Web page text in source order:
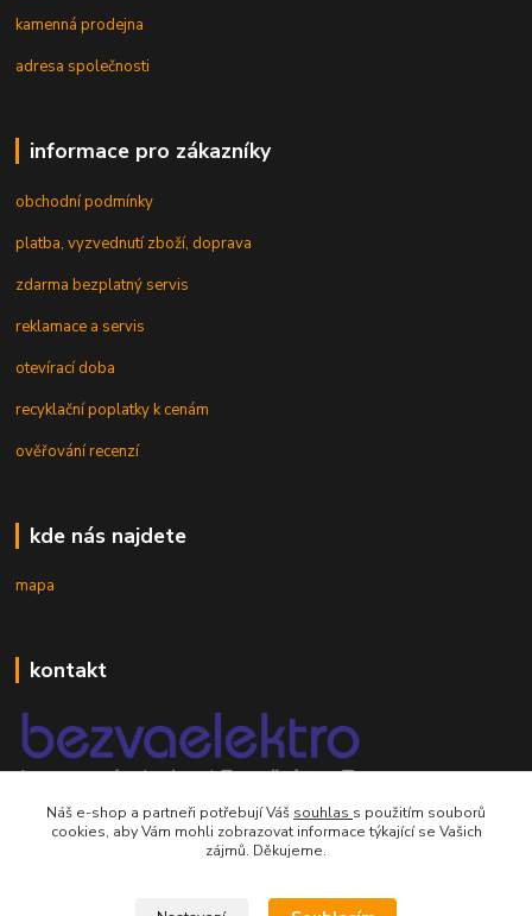
kamenná prodejna
adresa společnosti
informace pro zákazníky
obchodní podmínky
platba, vyzvednutí zboží, doprava
zdarma bezplatný servis
reklamace a servis
otevírací doba
recyklační poplatky k cenám
ověřování recenzí
kde nás najdete
mapa
kontakt
mobil 605 268 512
Náš e-shop a partneři potřebují Váš souhlas s použitím souborů
cookies, aby Vám mohli zobrazovat informace týkající se Vašich
zájmů. Děkujeme.